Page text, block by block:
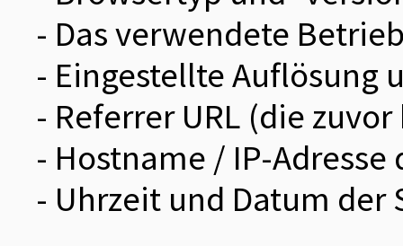
- Das verwendete
- Eingestellte Auflösung
- Referrer URL (die
- Hostname / IP-
- Uhrzeit und Datum der